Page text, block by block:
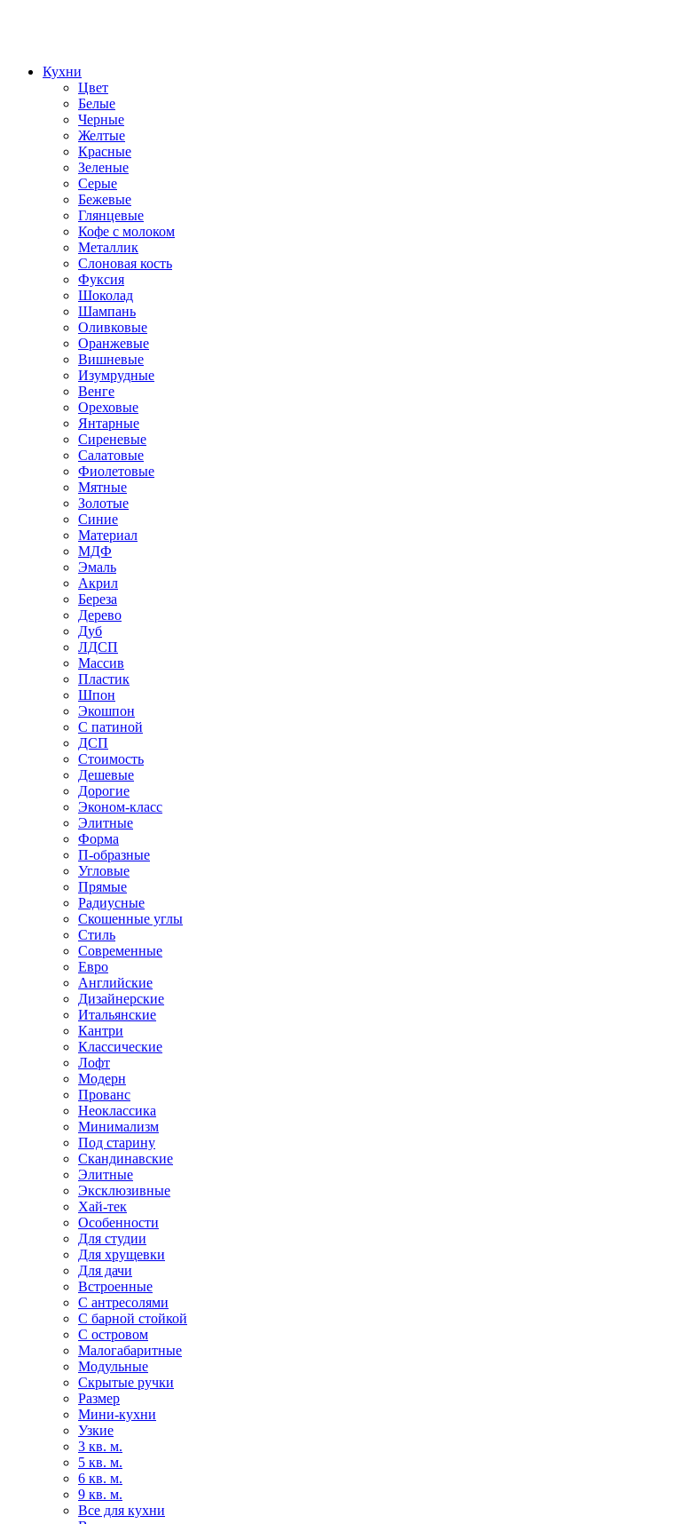
Кухни
Цвет
Белые
Черные
Желтые
Красные
Зеленые
Серые
Бежевые
Глянцевые
Кофе с молоком
Металлик
Слоновая кость
Фуксия
Шоколад
Шампань
Оливковые
Оранжевые
Вишневые
Изумрудные
Венге
Ореховые
Янтарные
Сиреневые
Салатовые
Фиолетовые
Мятные
Золотые
Синие
Материал
МДФ
Эмаль
Акрил
Береза
Дерево
Дуб
ЛДСП
Массив
Пластик
Шпон
Экошпон
С патиной
ДСП
Стоимость
Дешевые
Дорогие
Эконом-класс
Элитные
Форма
П-образные
Угловые
Прямые
Радиусные
Скошенные углы
Стиль
Современные
Евро
Английские
Дизайнерские
Итальянские
Кантри
Классические
Лофт
Модерн
Прованс
Неоклассика
Минимализм
Под старину
Скандинавские
Элитные
Эксклюзивные
Хай-тек
Особенности
Для студии
Для хрущевки
Для дачи
Встроенные
С антресолями
С барной стойкой
С островом
Малогабаритные
Модульные
Скрытые ручки
Размер
Мини-кухни
Узкие
3 кв. м.
5 кв. м.
6 кв. м.
9 кв. м.
Все для кухни